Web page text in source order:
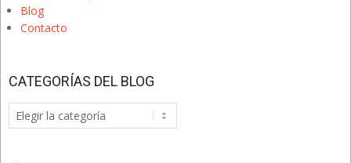
Blog
Contacto
CATEGORÍAS DEL BLOG
Categorías
del